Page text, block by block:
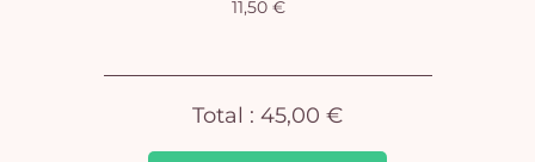
11,50 €
Total : 45,00 €